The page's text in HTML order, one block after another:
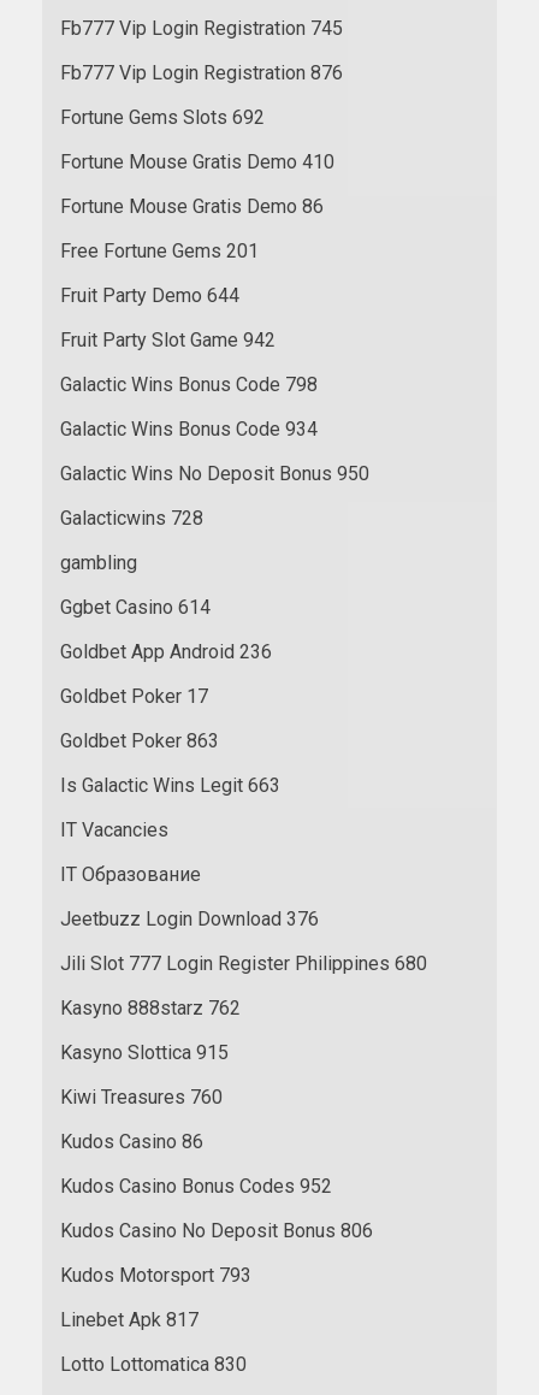
Fb777 Vip Login Registration 745
Fb777 Vip Login Registration 876
Fortune Gems Slots 692
Fortune Mouse Gratis Demo 410
Fortune Mouse Gratis Demo 86
Free Fortune Gems 201
Fruit Party Demo 644
Fruit Party Slot Game 942
Galactic Wins Bonus Code 798
Galactic Wins Bonus Code 934
Galactic Wins No Deposit Bonus 950
Galacticwins 728
gambling
Ggbet Casino 614
Goldbet App Android 236
Goldbet Poker 17
Goldbet Poker 863
Is Galactic Wins Legit 663
IT Vacancies
IT Образование
Jeetbuzz Login Download 376
Jili Slot 777 Login Register Philippines 680
Kasyno 888starz 762
Kasyno Slottica 915
Kiwi Treasures 760
Kudos Casino 86
Kudos Casino Bonus Codes 952
Kudos Casino No Deposit Bonus 806
Kudos Motorsport 793
Linebet Apk 817
Lotto Lottomatica 830